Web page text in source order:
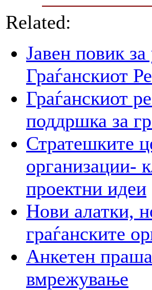
Related:
Јавен повик
Граѓанскиот
Граѓанскиот
поддршка за
Стратешките
организации-
проектни идеи
Нови алатки,
граѓанските
Анкетен
вмрежување